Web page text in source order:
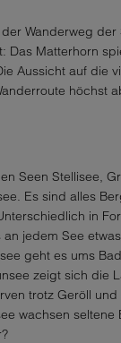
Wanderweg
Das Matterhorn
Aussicht auf die
höchst
Seen Stellisee,
Es sind alles
in
jedem See
geht es ums
zeigt sich die
trotz Geröll
wachsen seltene